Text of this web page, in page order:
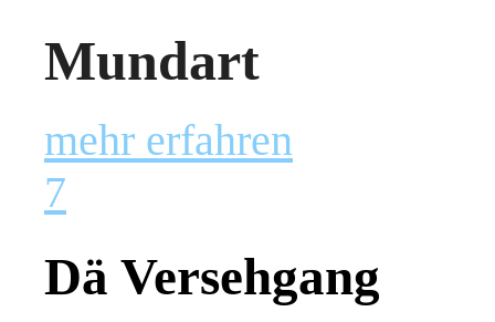
Mundart
mehr erfahren
7
Dä Versehgang